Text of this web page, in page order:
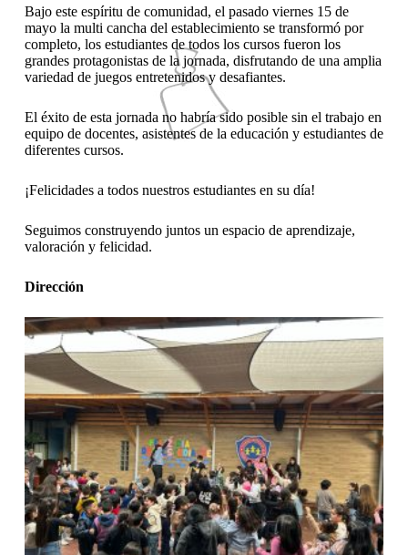
Bajo este espíritu de comunidad, el pasado viernes 15 de
mayo la multi cancha del establecimiento se transformó por
completo, los estudiantes de todos los cursos fueron los
grandes protagonistas de la jornada, disfrutando de una amplia
variedad de juegos entretenidos y desafiantes.
El éxito de esta jornada no habría sido posible sin el trabajo en
equipo de docentes, asistentes de la educación y estudiantes de
diferentes cursos.
¡Felicidades a todos nuestros estudiantes en su día!
Seguimos construyendo juntos un espacio de aprendizaje,
valoración y felicidad.
Dirección